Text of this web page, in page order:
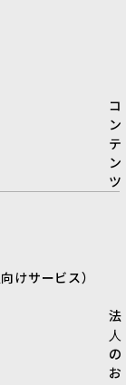
コ
ン
テ
ン
ツ
けサービス）
法
人
の
お